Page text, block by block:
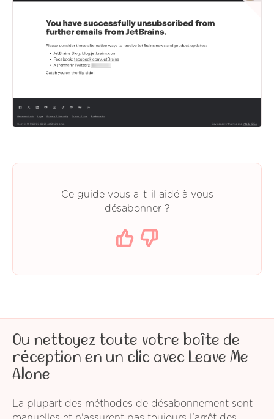
Ce guide vous a-t-il aidé à vous
désabonner ?
Ou nettoyez toute votre boîte de
réception en un clic avec Leave Me
Alone
La plupart des méthodes de désabonnement sont